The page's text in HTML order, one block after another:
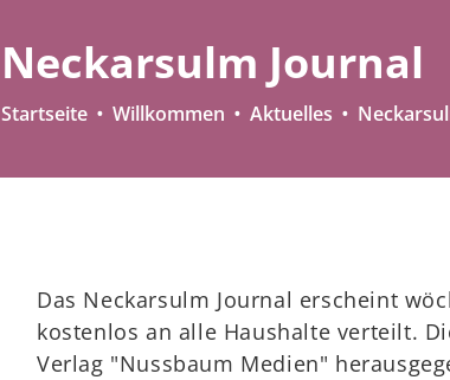
Neckarsulm Journal
Startseite Willkommen Aktuelles
Das Neckarsulm Journal erscheint
kostenlos an alle Haushalte verteilt.
Verlag "Nussbaum Medien"